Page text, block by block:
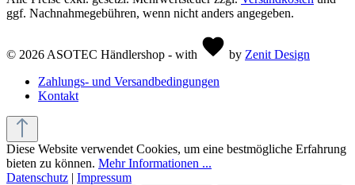
ggf. Nachnahmegebühren, wenn nicht anders angegeben.
© 2026 ASOTEC Händlershop - with by Zenit Design
Zahlungs- und Versandbedingungen
Kontakt
Diese Website verwendet Cookies, um eine bestmögliche Erfahrung
bieten zu können. Mehr Informationen ...
Datenschutz | Impressum